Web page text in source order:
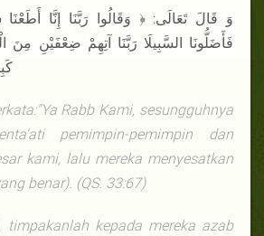
فَأَضَلُّونَا السَّبِيلَا رَبَّنَا آتِهِمْ ضِعْفَيْنِ مِنَ
Rabb Kami, sesungguhnya
pemimpin-pemimpin dan
kami, lalu mereka menyesatkan
benar). (QS. 33:67)
timpakanlah kepada mereka azab